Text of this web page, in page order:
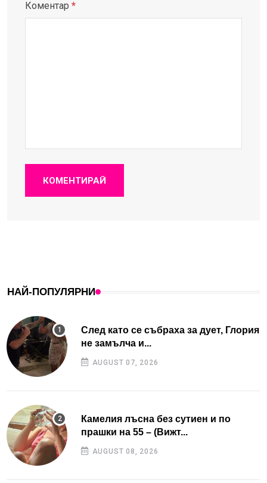
Коментар *
КОМЕНТИРАЙ
НАЙ-ПОПУЛЯРНИ
След като се събраха за дует, Глория
не замълча и...
AUGUST 07, 2026
Камелия лъсна без сутиен и по
прашки на 55 – (Вижт...
AUGUST 08, 2026